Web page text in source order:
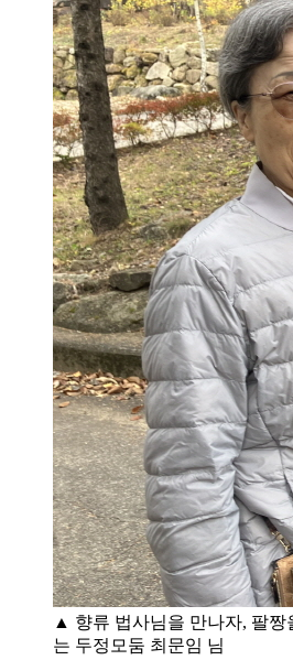
▲ 향류 법사님을 만나자, 팔짱
는 두정모둠 최문임 님